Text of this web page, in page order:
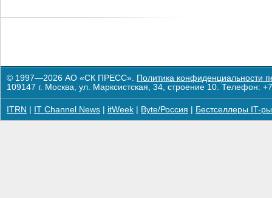
© 1997—2026 АО «СК ПРЕСС». Политика конфиденциальности
109147 г. Москва, ул. Марксистская, 34, строение 10. Телефон:
ITRN IT Channel News itWeek Byte/Россия Бестселлеры IT-